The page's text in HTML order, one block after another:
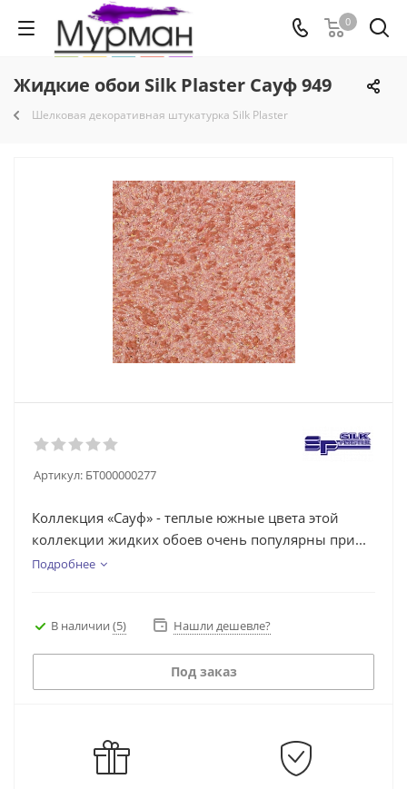
0
Жидкие обои Silk Plaster Сауф 949
Шелковая декоративная штукатурка Silk Plaster
Артикул: БТ000000277
Коллекция «Сауф» - теплые южные цвета этой
коллекции жидких обоев очень популярны при...
Подробнее
В наличии (5) Нашли дешевле?
Под заказ